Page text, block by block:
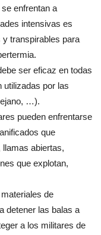
enfrentan a
intensivas es
y transpirables para
ser eficaz en todas
utilizadas por las
…).
pueden enfrentarse
que
abiertas,
que explotan,
de
detener las balas a
a los militares de